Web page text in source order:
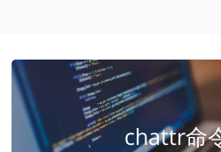
chattr命